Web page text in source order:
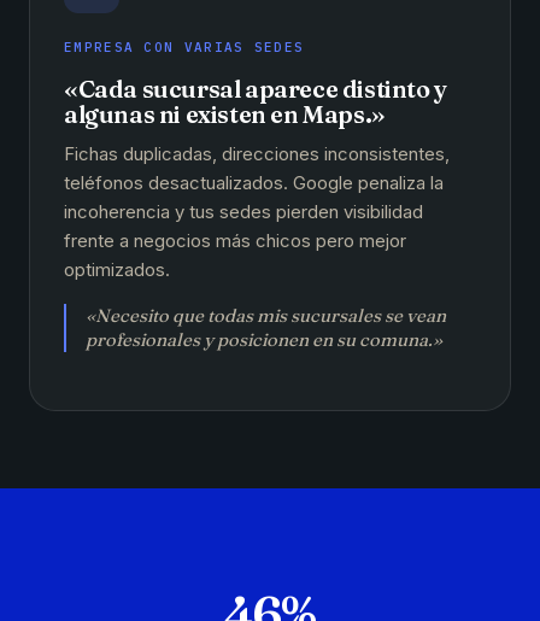
EMPRESA CON VARIAS SEDES
«Cada sucursal aparece distinto y
algunas ni existen en Maps.»
Fichas duplicadas, direcciones inconsistentes,
teléfonos desactualizados. Google penaliza la
incoherencia y tus sedes pierden visibilidad
frente a negocios más chicos pero mejor
optimizados.
«Necesito que todas mis sucursales se vean
profesionales y posicionen en su comuna.»